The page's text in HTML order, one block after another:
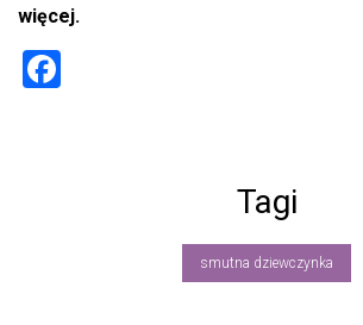
więcej.
Tagi
smutna dziewczynka